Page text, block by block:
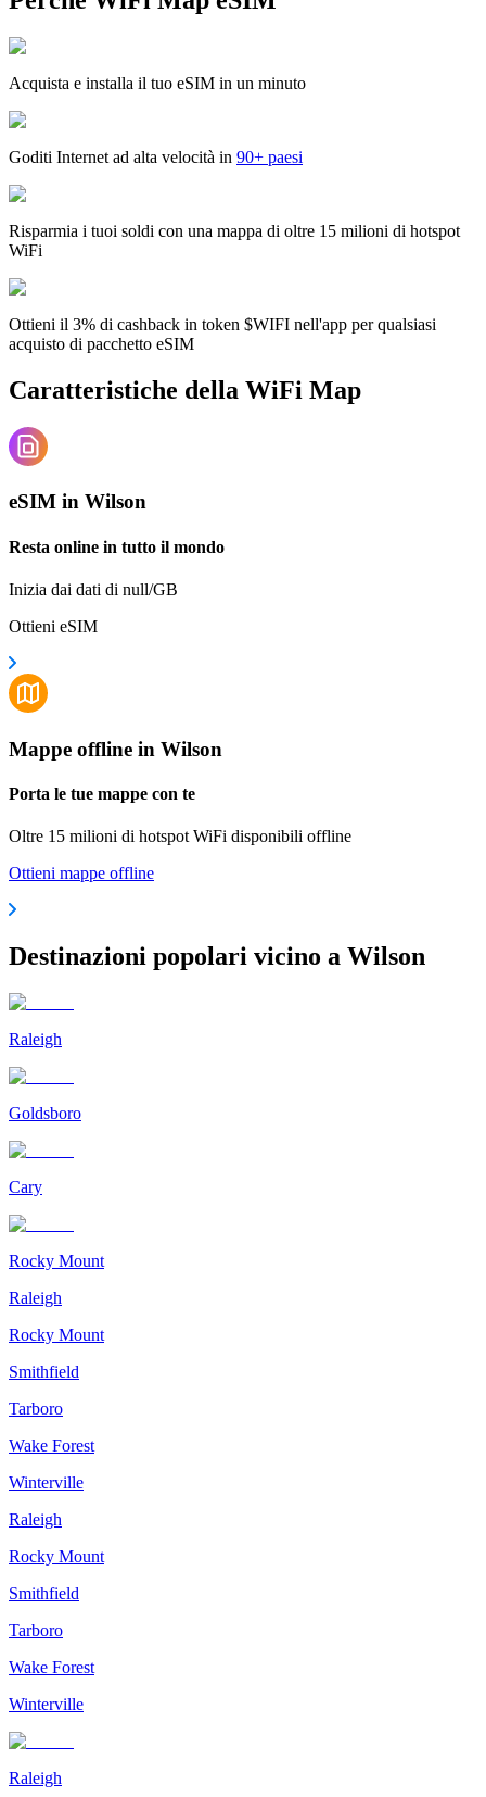
Acquista e installa il tuo eSIM in un minuto
Goditi Internet ad alta velocità in 90+ paesi
Risparmia i tuoi soldi con una mappa di oltre 15 milioni di hotspot
WiFi
Ottieni il 3% di cashback in token $WIFI nell'app per qualsiasi
acquisto di pacchetto eSIM
Caratteristiche della WiFi Map
eSIM in Wilson
Resta online in tutto il mondo
Inizia dai dati di null/GB
Ottieni eSIM
Mappe offline in Wilson
Porta le tue mappe con te
Oltre 15 milioni di hotspot WiFi disponibili offline
Ottieni mappe offline
Destinazioni popolari vicino a Wilson
Raleigh
Goldsboro
Cary
Rocky Mount
Raleigh
Rocky Mount
Smithfield
Tarboro
Wake Forest
Winterville
Raleigh
Rocky Mount
Smithfield
Tarboro
Wake Forest
Winterville
Raleigh